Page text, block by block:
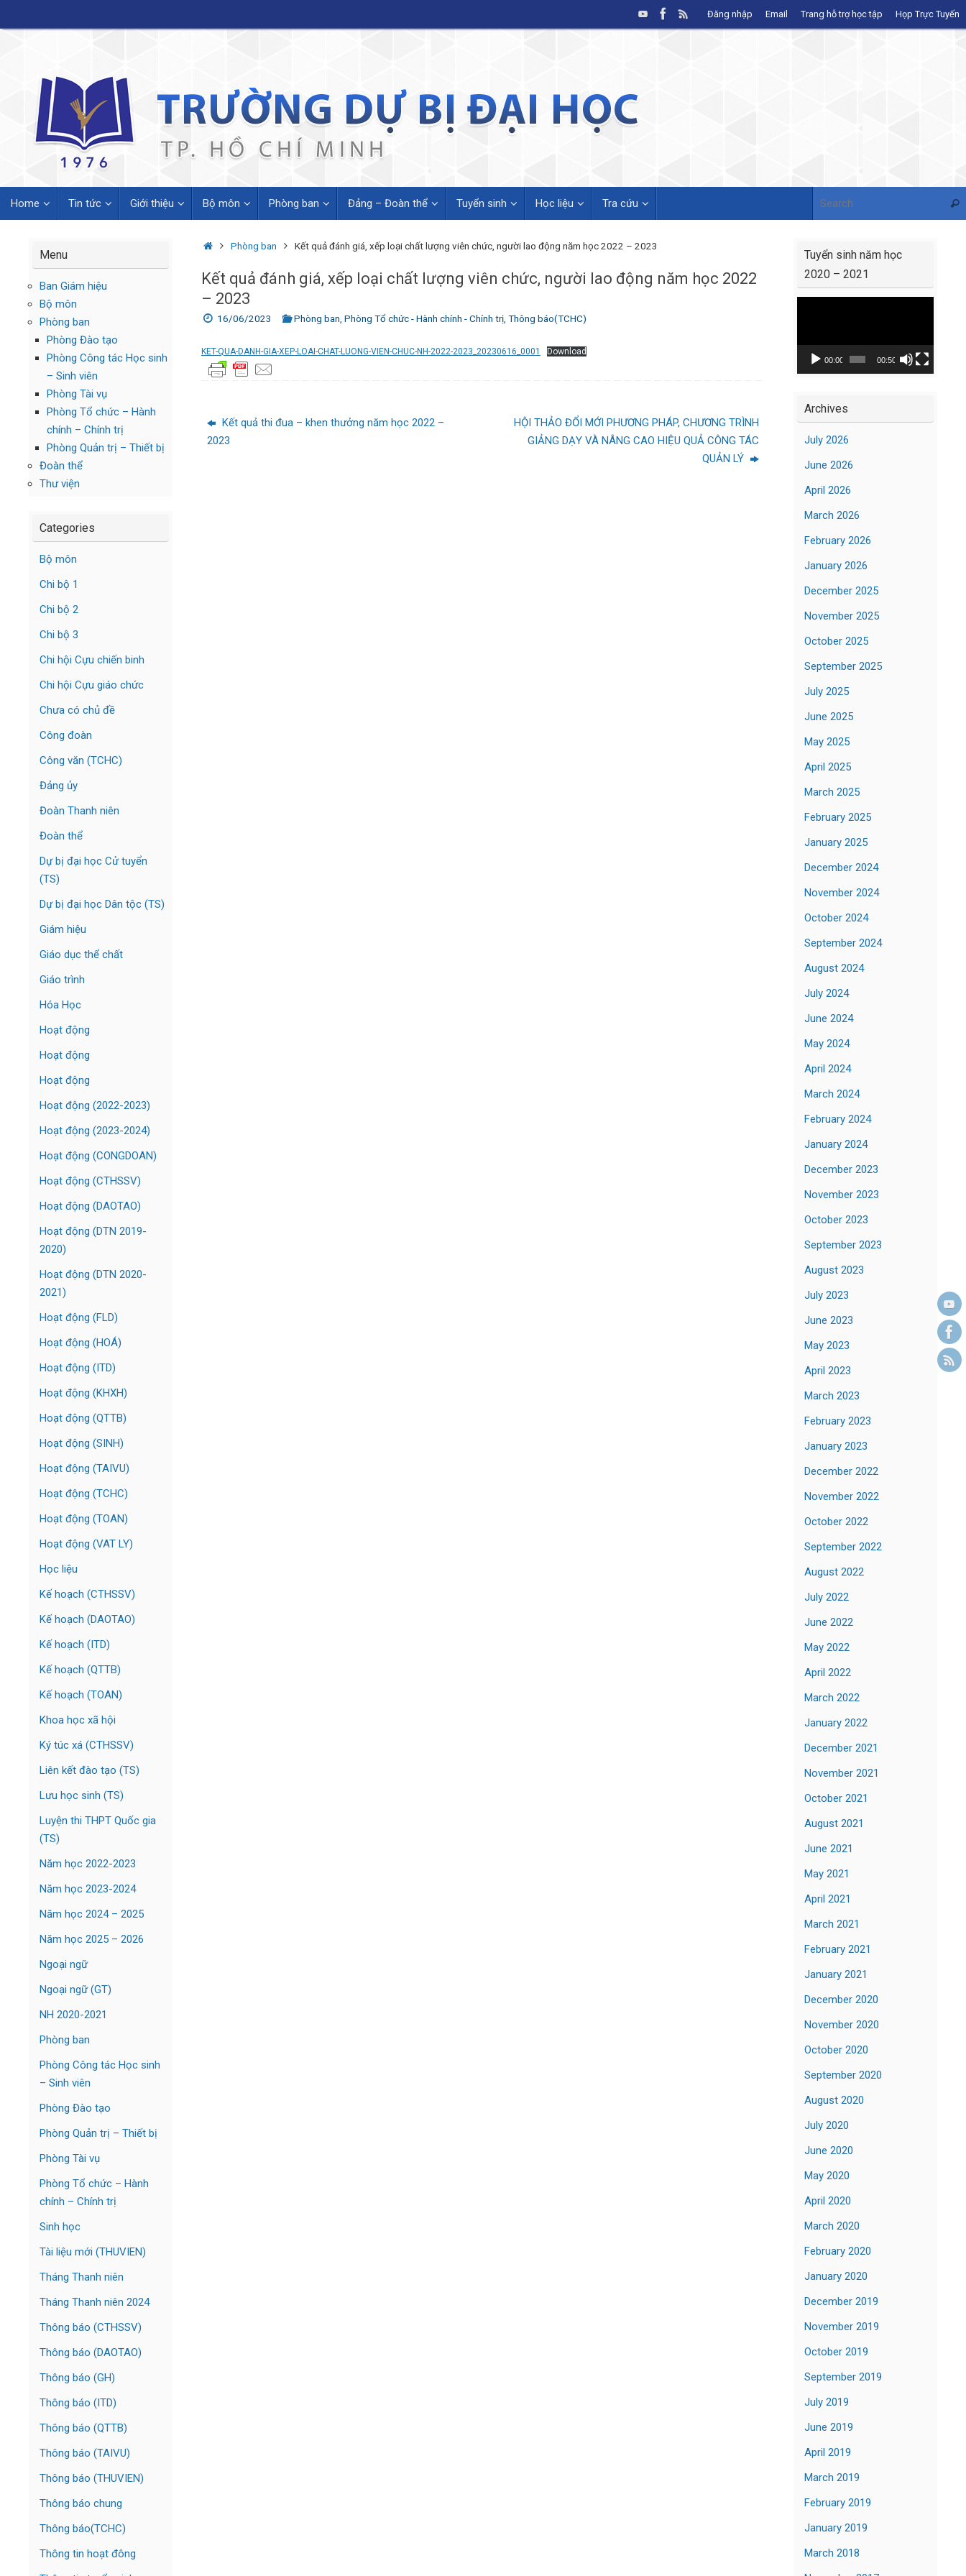
to
Đăng nhập Email Trang hỗ trợ học tập Họp Trực Tuyến
content
Home Tin tức Giới thiệu Bộ môn Phòng ban Đảng – Đoàn thể Tuyển sinh Học liệu Tra cứu
HomePhòng ban Kết quả đánh giá, xếp loại chất lượng viên chức, người lao động năm học 2022 – 2023
Kết quả đánh giá, xếp loại chất lượng viên chức, người lao động năm học 2022
– 2023
16/06/2023 Phòng ban ,Phòng Tổ chức - Hành chính - Chính trị ,Thông báo(TCHC)
KET-QUA-DANH-GIA-XEP-LOAI-CHAT-LUONG-VIEN-CHUC-NH-2022-2023_20230616_0001 Download
Kết quả thi đua – khen thưởng năm học 2022 –
2023
HỘI THẢO ĐỔI MỚI PHƯƠNG PHÁP, CHƯƠNG TRÌNH
GIẢNG DẠY VÀ NÂNG CAO HIỆU QUẢ CÔNG TÁC
QUẢN LÝ
Menu
Ban Giám hiệu
Bộ môn
Phòng ban
Phòng Đào tạo
Phòng Công tác Học sinh
– Sinh viên
Phòng Tài vụ
Phòng Tổ chức – Hành
chính – Chính trị
Phòng Quản trị – Thiết bị
Đoàn thể
Thư viện
Categories
Bộ môn
Chi bộ 1
Chi bộ 2
Chi bộ 3
Chi hội Cựu chiến binh
Chi hội Cựu giáo chức
Chưa có chủ đề
Công đoàn
Công văn (TCHC)
Đảng ủy
Đoàn Thanh niên
Đoàn thể
Dự bị đại học Cử tuyển
(TS)
Dự bị đại học Dân tộc (TS)
Giám hiệu
Giáo dục thể chất
Giáo trình
Hóa Học
Hoạt động
Hoạt động
Hoạt động
Hoạt động (2022-2023)
Hoạt động (2023-2024)
Hoạt động (CONGDOAN)
Hoạt động (CTHSSV)
Hoạt động (DAOTAO)
Hoạt động (DTN 2019-
2020)
Hoạt động (DTN 2020-
2021)
Hoạt động (FLD)
Hoạt động (HOÁ)
Hoạt động (ITD)
Hoạt động (KHXH)
Hoạt động (QTTB)
Hoạt động (SINH)
Hoạt động (TAIVU)
Hoạt động (TCHC)
Hoạt động (TOAN)
Hoạt động (VAT LY)
Học liệu
Kế hoạch (CTHSSV)
Kế hoạch (DAOTAO)
Kế hoạch (ITD)
Kế hoạch (QTTB)
Kế hoạch (TOAN)
Khoa học xã hội
Ký túc xá (CTHSSV)
Liên kết đào tạo (TS)
Lưu học sinh (TS)
Luyện thi THPT Quốc gia
(TS)
Năm học 2022-2023
Năm học 2023-2024
Năm học 2024 – 2025
Năm học 2025 – 2026
Ngoại ngữ
Ngoại ngữ (GT)
NH 2020-2021
Phòng ban
Phòng Công tác Học sinh
– Sinh viên
Phòng Đào tạo
Phòng Quản trị – Thiết bị
Phòng Tài vụ
Phòng Tổ chức – Hành
chính – Chính trị
Sinh học
Tài liệu mới (THUVIEN)
Tháng Thanh niên
Tháng Thanh niên 2024
Thông báo (CTHSSV)
Thông báo (DAOTAO)
Thông báo (GH)
Thông báo (ITD)
Thông báo (QTTB)
Thông báo (TAIVU)
Thông báo (THUVIEN)
Thông báo chung
Thông báo(TCHC)
Thông tin hoạt đông
Tuyển sinh năm học
2020 – 2021
00:00 00:50
Archives
July 2026
June 2026
April 2026
March 2026
February 2026
January 2026
December 2025
November 2025
October 2025
September 2025
July 2025
June 2025
May 2025
April 2025
March 2025
February 2025
January 2025
December 2024
November 2024
October 2024
September 2024
August 2024
July 2024
June 2024
May 2024
April 2024
March 2024
February 2024
January 2024
December 2023
November 2023
October 2023
September 2023
August 2023
July 2023
June 2023
May 2023
April 2023
March 2023
February 2023
January 2023
December 2022
November 2022
October 2022
September 2022
August 2022
July 2022
June 2022
May 2022
April 2022
March 2022
January 2022
December 2021
November 2021
October 2021
August 2021
June 2021
May 2021
April 2021
March 2021
February 2021
January 2021
December 2020
November 2020
October 2020
September 2020
August 2020
July 2020
June 2020
May 2020
April 2020
March 2020
February 2020
January 2020
December 2019
November 2019
October 2019
September 2019
July 2019
June 2019
April 2019
March 2019
February 2019
January 2019
March 2018